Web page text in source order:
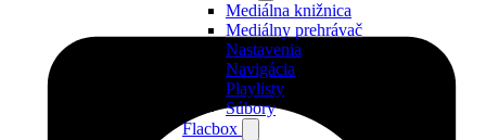
Mediálna knižnica
Mediálny prehrávač
Nastavenia
Navigácia
Playlisty
Súbory
Flacbox